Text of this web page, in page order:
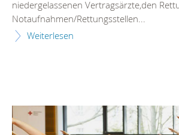
niedergelassenen Vertragsärzte,den
Notaufnahmen/Rettungsstellen...
Weiterlesen